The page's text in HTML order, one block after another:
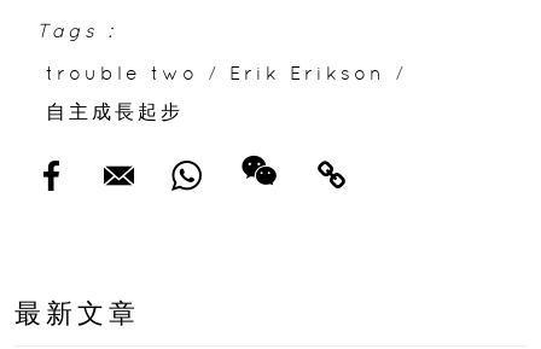
Tags :
trouble two
/ Erik Erikson
/
自主成長起步
最新文章